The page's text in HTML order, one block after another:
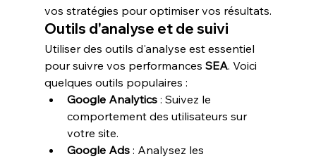
vos stratégies pour optimiser vos résultats.
Outils d'analyse et de suivi
Utiliser des outils d'analyse est essentiel
pour suivre vos performances SEA. Voici
quelques outils populaires :
Google Analytics : Suivez le
comportement des utilisateurs sur
votre site.
Google Ads : Analysez les